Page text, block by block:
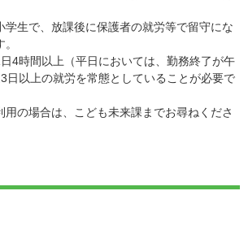
学生で、放課後に保護者の就労等で留守にな
4時間以上（平日においては、勤務終了が午
日以上の就労を常態としていることが必要で
用の場合は、こども未来課までお尋ねくださ